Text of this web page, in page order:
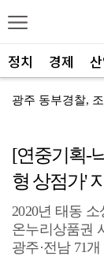
정치 경제
광주 동부경찰,
광주특별시 서
광주환경공단,
농협광주본부,
[연중기획-
형 상점가'
2020년 태동
온누리상품권
광주·전남 71